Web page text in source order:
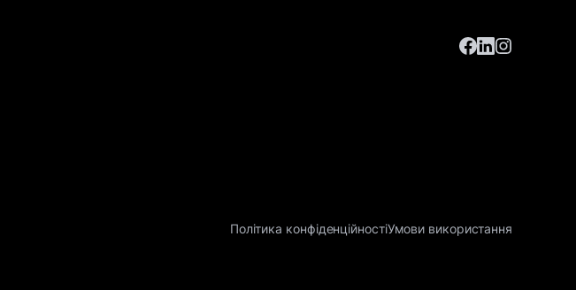
Політика конфіденційностіУмови використання